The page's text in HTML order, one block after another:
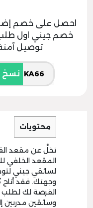
خصم جيني اول
توصيل
نسخ
محتويات
تخلَّ عن مقعد
المقعد الخلفي
لسائقي جيني
وجهتك. فقد أتاح
الفرصة لك لطلب
وسائقين مدربين